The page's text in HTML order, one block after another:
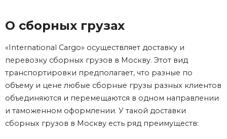
О сборных грузах
«International Cargo» осуществляет доставку и
перевозку сборных грузов в Москву. Этот вид
транспортировки предполагает, что разные по
объему и цене любые сборные грузы разных клиентов
объединяются и перемещаются в одном направлении
и таможенном оформлении. У такой доставки
сборных грузов в Москву есть ряд преимуществ: